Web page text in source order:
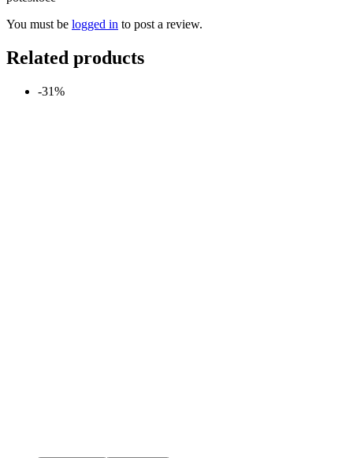
You must be logged in to post a review.
Related products
-31%